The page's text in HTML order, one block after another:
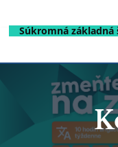
Súkromná základná